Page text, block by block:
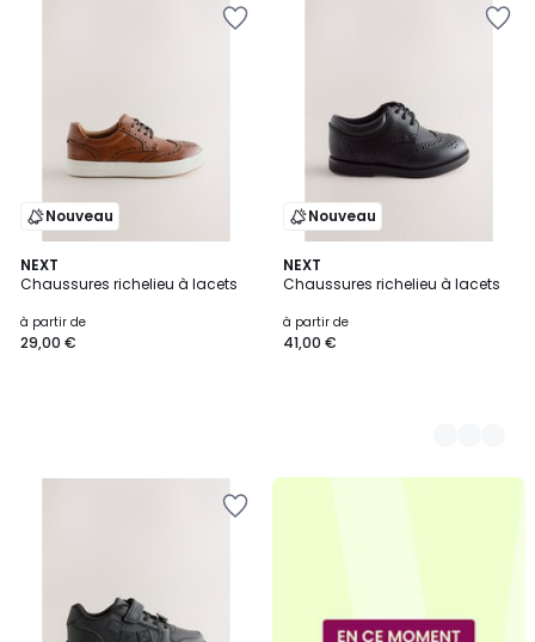
Nouveau
NEXT
Chaussures richelieu à lacets
à partir de
29,00 €
Nouveau
NEXT
Chaussures richelieu à lacets
à partir de
41,00 €
2
Couleurs